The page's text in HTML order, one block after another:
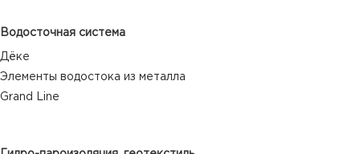
Водосточная система
Дёке
Элементы водостока из металла
Grand Line